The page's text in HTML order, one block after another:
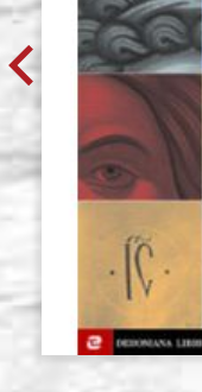
€ 36,00